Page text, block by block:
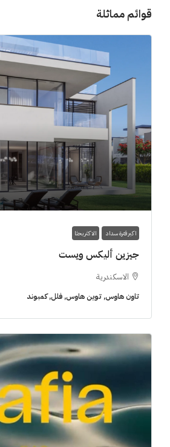
قوائم مماثلة
اكبر فترة سداد الاكثر بحثا
جيزين أليكس ويست
الاسكندرية
تاون هاوس, توين هاوس, فلل, كمبوند